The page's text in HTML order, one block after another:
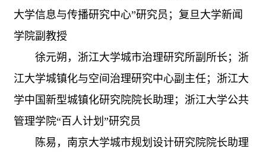
大学信息与传播研究中心”研究员；复旦大学新闻
学院副教授
徐元朔，浙江大学城市治理研究所副所长；浙
江大学城镇化与空间治理研究中心副主任；浙江大
学中国新型城镇化研究院院长助理；浙江大学公共
管理学院“百人计划”研究员
陈易，南京大学城市规划设计研究院院长助理